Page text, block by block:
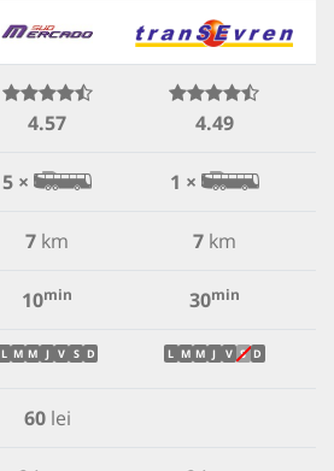
4.57
4.49
5 × 1 ×
7 km 7km
10min 30min
L M M J V S D L M M J V S D
60lei